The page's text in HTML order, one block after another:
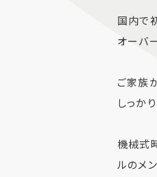
国内で
オーバ
ご家族
しっか
機械式
ルのメ